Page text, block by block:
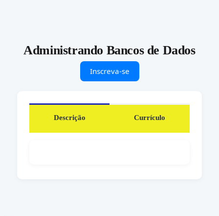
Administrando Bancos de Dados
Inscreva-se
Descrição Currículo